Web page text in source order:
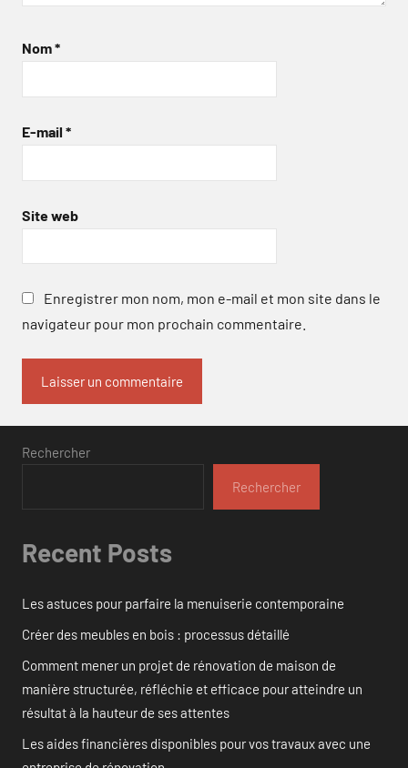
Nom*
E-mail *
Site web
Enregistrer mon nom, mon e-mail et mon site dans le
navigateur pour mon prochain commentaire.
Rechercher
Rechercher
Recent Posts
Les astuces pour parfaire la menuiserie contemporaine
Créer des meubles en bois : processus détaillé
Comment mener un projet de rénovation de maison de
manière structurée, réfléchie et efficace pour atteindre un
résultat à la hauteur de ses attentes
Les aides financières disponibles pour vos travaux avec une